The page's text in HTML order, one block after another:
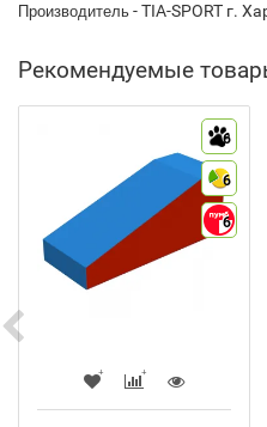
Производитель - TIA-SPORT г.
Рекомендуемые
6
6
6